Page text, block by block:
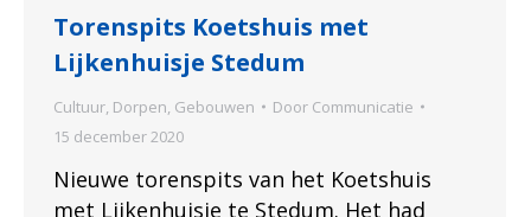
Torenspits Koetshuis met
Lijkenhuisje Stedum
Cultuur Dorpen Gebouwen Door Communicatie
15 december 2020
Nieuwe torenspits van het Koetshuis
met Lijkenhuisje te Stedum. Het had